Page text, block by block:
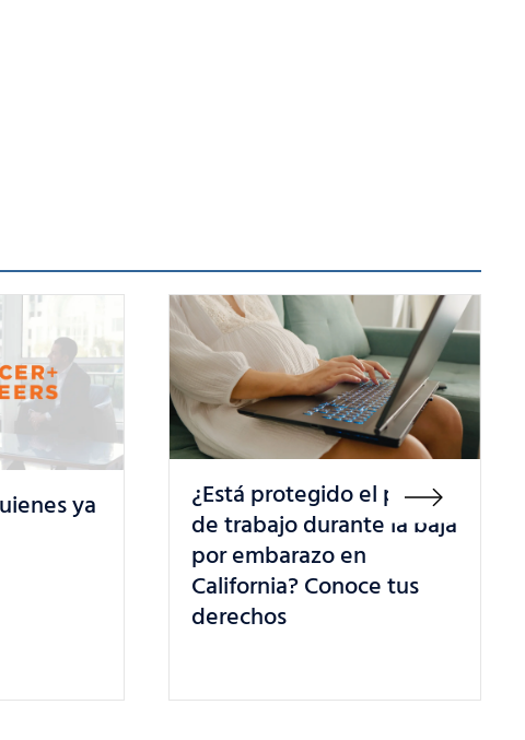
puesto
la baja
Tienes más poder en el
trabajo de lo que crees: 5
derechos de los
trabajadores en California